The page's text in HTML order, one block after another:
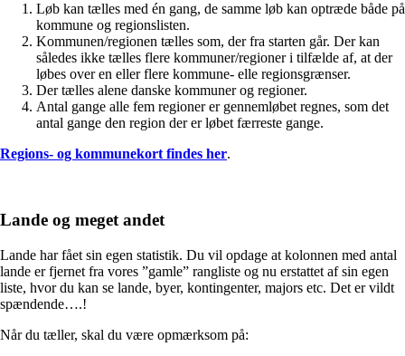
Løb kan tælles med én gang, de samme løb kan optræde både på
kommune og regionslisten.
Kommunen/regionen tælles som, der fra starten går. Der kan
således ikke tælles flere kommuner/regioner i tilfælde af, at der
løbes over en eller flere kommune- elle regionsgrænser.
Der tælles alene danske kommuner og regioner.
Antal gange alle fem regioner er gennemløbet regnes, som det
antal gange den region der er løbet færreste gange.
Regions- og kommunekort findes her.
Lande og meget andet
Lande har fået sin egen statistik. Du vil opdage at kolonnen med antal
lande er fjernet fra vores ”gamle” rangliste og nu erstattet af sin egen
liste, hvor du kan se lande, byer, kontingenter, majors etc. Det er vildt
spændende….!
Når du tæller, skal du være opmærksom på: